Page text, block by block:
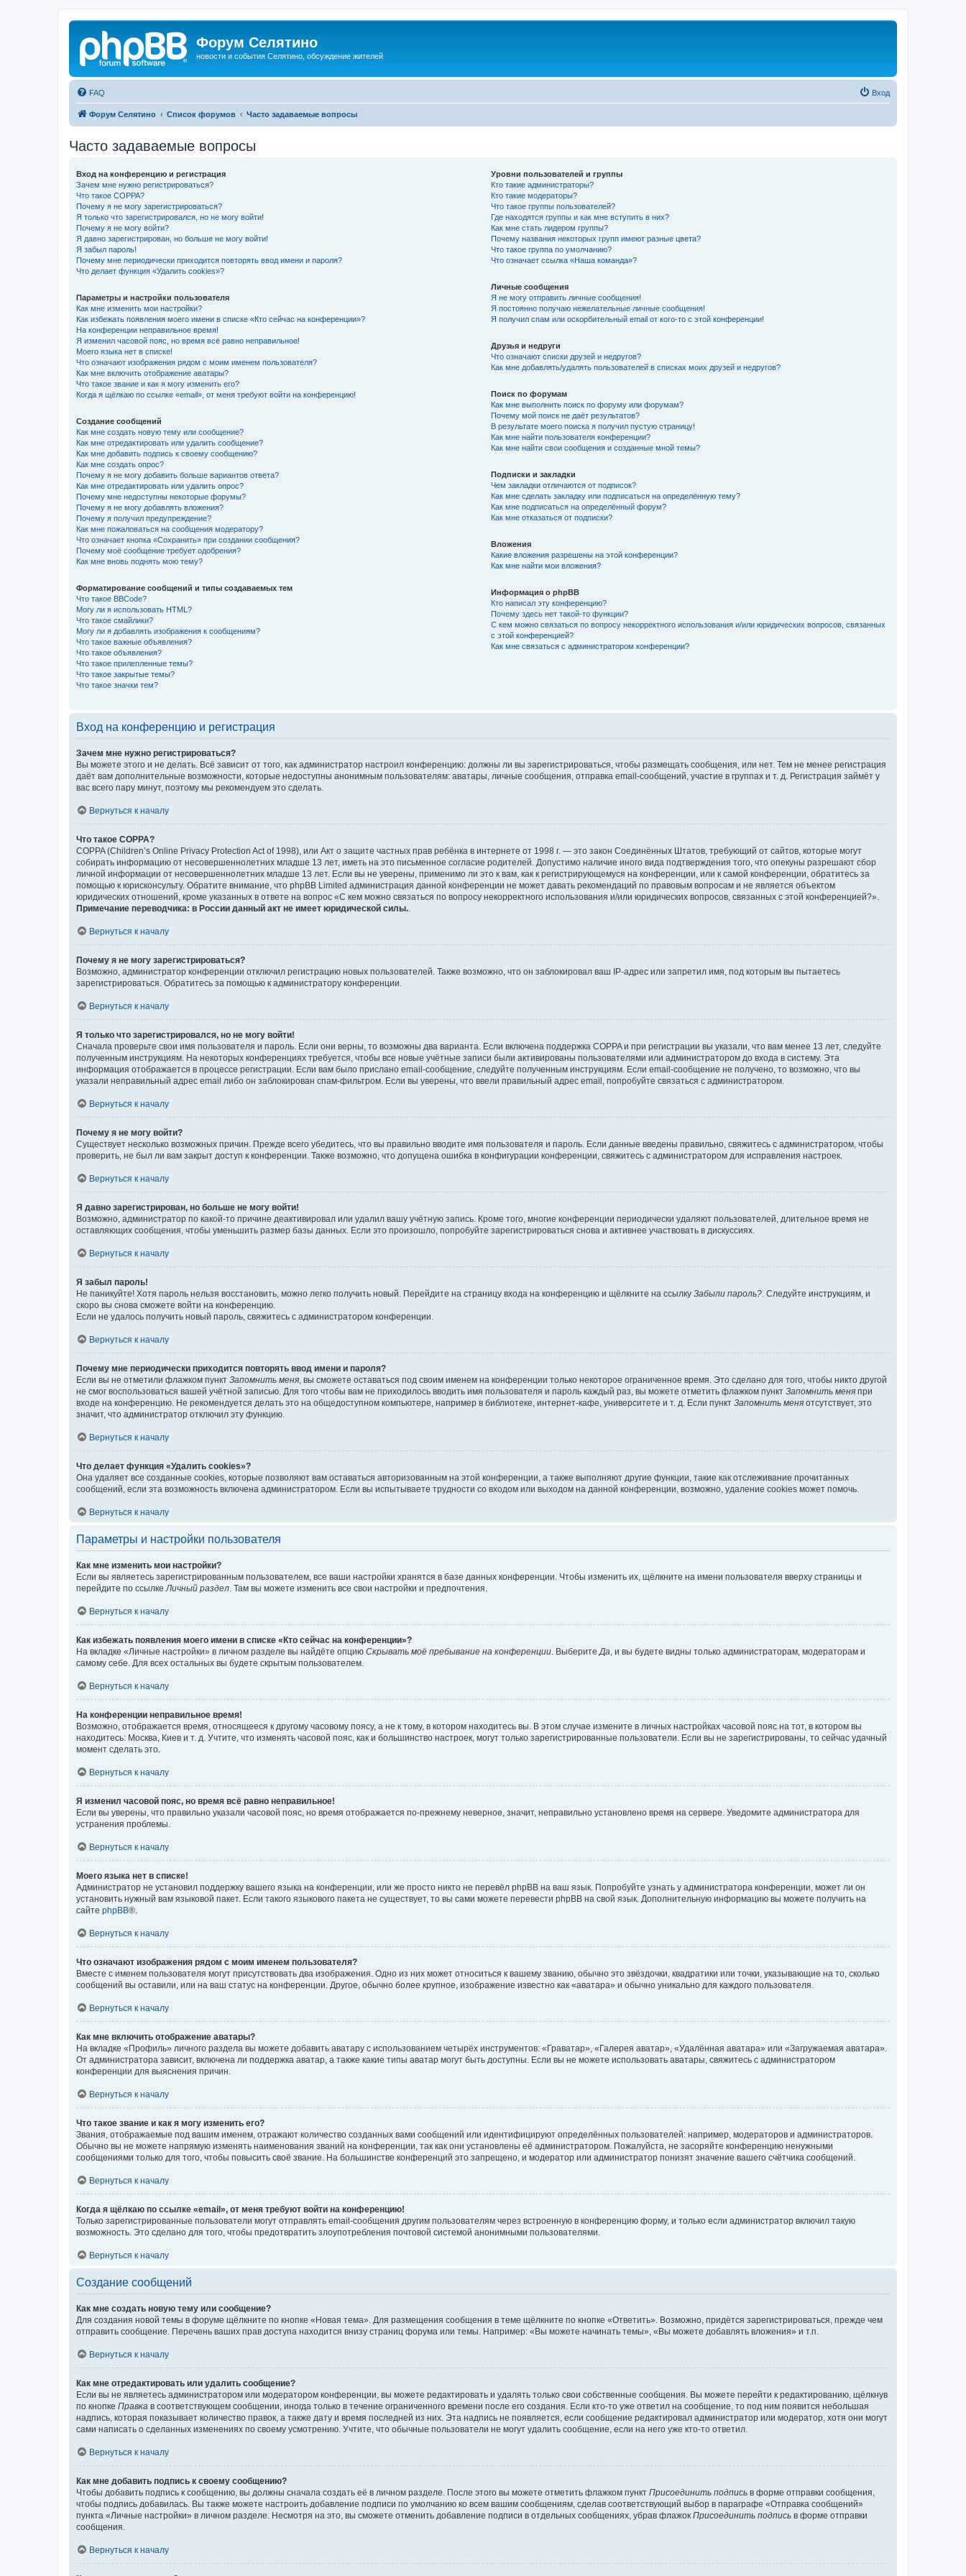
Форум Селятино
новости и события Селятино, обсуждение жителей
FAQ Вход
Форум Селятино Список форумов Часто задаваемые вопросы
Часто задаваемые вопросы
Вход на конференцию и регистрация
Зачем мне нужно регистрироваться?
Что такое COPPA?
Почему я не могу зарегистрироваться?
Я только что зарегистрировался, но не могу войти!
Почему я не могу войти?
Я давно зарегистрирован, но больше не могу войти!
Я забыл пароль!
Почему мне периодически приходится повторять ввод имени и пароля?
Что делает функция «Удалить cookies»?
Параметры и настройки пользователя
Как мне изменить мои настройки?
Как избежать появления моего имени в списке «Кто сейчас на конференции»?
На конференции неправильное время!
Я изменил часовой пояс, но время всё равно неправильное!
Моего языка нет в списке!
Что означают изображения рядом с моим именем пользователя?
Как мне включить отображение аватары?
Что такое звание и как я могу изменить его?
Когда я щёлкаю по ссылке «email», от меня требуют войти на конференцию!
Создание сообщений
Как мне создать новую тему или сообщение?
Как мне отредактировать или удалить сообщение?
Как мне добавить подпись к своему сообщению?
Как мне создать опрос?
Почему я не могу добавить больше вариантов ответа?
Как мне отредактировать или удалить опрос?
Почему мне недоступны некоторые форумы?
Почему я не могу добавлять вложения?
Почему я получил предупреждение?
Как мне пожаловаться на сообщения модератору?
Что означает кнопка «Сохранить» при создании сообщения?
Почему моё сообщение требует одобрения?
Как мне вновь поднять мою тему?
Форматирование сообщений и типы создаваемых тем
Что такое BBCode?
Могу ли я использовать HTML?
Что такое смайлики?
Могу ли я добавлять изображения к сообщениям?
Что такое важные объявления?
Что такое объявления?
Что такое прилепленные темы?
Что такое закрытые темы?
Что такое значки тем?
Уровни пользователей и группы
Кто такие администраторы?
Кто такие модераторы?
Что такое группы пользователей?
Где находятся группы и как мне вступить в них?
Как мне стать лидером группы?
Почему названия некоторых групп имеют разные цвета?
Что такое группа по умолчанию?
Что означает ссылка «Наша команда»?
Личные сообщения
Я не могу отправить личные сообщения!
Я постоянно получаю нежелательные личные сообщения!
Я получил спам или оскорбительный email от кого-то с этой конференции!
Друзья и недруги
Что означают списки друзей и недругов?
Как мне добавлять/удалять пользователей в списках моих друзей и недругов?
Поиск по форумам
Как мне выполнить поиск по форуму или форумам?
Почему мой поиск не даёт результатов?
В результате моего поиска я получил пустую страницу!
Как мне найти пользователя конференции?
Как мне найти свои сообщения и созданные мной темы?
Подписки и закладки
Чем закладки отличаются от подписок?
Как мне сделать закладку или подписаться на определённую тему?
Как мне подписаться на определённый форум?
Как мне отказаться от подписки?
Вложения
Какие вложения разрешены на этой конференции?
Как мне найти мои вложения?
Информация о phpBB
Кто написал эту конференцию?
Почему здесь нет такой-то функции?
С кем можно связаться по вопросу некорректного использования и/или юридических вопросов, связанных
с этой конференцией?
Как мне связаться с администратором конференции?
Вход на конференцию и регистрация
Зачем мне нужно регистрироваться?
Вы можете этого и не делать. Всё зависит от того, как администратор настроил конференцию: должны ли вы зарегистрироваться, чтобы размещать сообщения, или нет. Тем не менее регистрация
даёт вам дополнительные возможности, которые недоступны анонимным пользователям: аватары, личные сообщения, отправка email-сообщений, участие в группах и т. д. Регистрация займёт у
вас всего пару минут, поэтому мы рекомендуем это сделать.
Вернуться к началу
Что такое COPPA?
COPPA (Children’s Online Privacy Protection Act of 1998), или Акт о защите частных прав ребёнка в интернете от 1998 г. — это закон Соединённых Штатов, требующий от сайтов, которые могут
собирать информацию от несовершеннолетних младше 13 лет, иметь на это письменное согласие родителей. Допустимо наличие иного вида подтверждения того, что опекуны разрешают сбор
личной информации от несовершеннолетних младше 13 лет. Если вы не уверены, применимо ли это к вам, как к регистрирующемуся на конференции, или к самой конференции, обратитесь за
помощью к юрисконсульту. Обратите внимание, что phpBB Limited администрация данной конференции не может давать рекомендаций по правовым вопросам и не является объектом
юридических отношений, кроме указанных в ответе на вопрос «С кем можно связаться по вопросу некорректного использования и/или юридических вопросов, связанных с этой конференцией?».
Примечание переводчика: в России данный акт не имеет юридической силы.
Вернуться к началу
Почему я не могу зарегистрироваться?
Возможно, администратор конференции отключил регистрацию новых пользователей. Также возможно, что он заблокировал ваш IP-адрес или запретил имя, под которым вы пытаетесь
зарегистрироваться. Обратитесь за помощью к администратору конференции.
Вернуться к началу
Я только что зарегистрировался, но не могу войти!
Сначала проверьте свои имя пользователя и пароль. Если они верны, то возможны два варианта. Если включена поддержка COPPA и при регистрации вы указали, что вам менее 13 лет, следуйте
полученным инструкциям. На некоторых конференциях требуется, чтобы все новые учётные записи были активированы пользователями или администратором до входа в систему. Эта
информация отображается в процессе регистрации. Если вам было прислано email-сообщение, следуйте полученным инструкциям. Если email-сообщение не получено, то возможно, что вы
указали неправильный адрес email либо он заблокирован спам-фильтром. Если вы уверены, что ввели правильный адрес email, попробуйте связаться с администратором.
Вернуться к началу
Почему я не могу войти?
Существует несколько возможных причин. Прежде всего убедитесь, что вы правильно вводите имя пользователя и пароль. Если данные введены правильно, свяжитесь с администратором, чтобы
проверить, не был ли вам закрыт доступ к конференции. Также возможно, что допущена ошибка в конфигурации конференции, свяжитесь с администратором для исправления настроек.
Вернуться к началу
Я давно зарегистрирован, но больше не могу войти!
Возможно, администратор по какой-то причине деактивировал или удалил вашу учётную запись. Кроме того, многие конференции периодически удаляют пользователей, длительное время не
оставляющих сообщения, чтобы уменьшить размер базы данных. Если это произошло, попробуйте зарегистрироваться снова и активнее участвовать в дискуссиях.
Вернуться к началу
Я забыл пароль!
Не паникуйте! Хотя пароль нельзя восстановить, можно легко получить новый. Перейдите на страницу входа на конференцию и щёлкните на ссылку Забыли пароль? . Следуйте инструкциям, и
скоро вы снова сможете войти на конференцию.
Если не удалось получить новый пароль, свяжитесь с администратором конференции.
Вернуться к началу
Почему мне периодически приходится повторять ввод имени и пароля?
Если вы не отметили флажком пункт Запомнить меня , вы сможете оставаться под своим именем на конференции только некоторое ограниченное время. Это сделано для того, чтобы никто другой
не смог воспользоваться вашей учётной записью. Для того чтобы вам не приходилось вводить имя пользователя и пароль каждый раз, вы можете отметить флажком пункт Запомнить меня при
входе на конференцию. Не рекомендуется делать это на общедоступном компьютере, например в библиотеке, интернет-кафе, университете и т. д. Если пункт Запомнить меня отсутствует, это
значит, что администратор отключил эту функцию.
Вернуться к началу
Что делает функция «Удалить cookies»?
Она удаляет все созданные cookies, которые позволяют вам оставаться авторизованным на этой конференции, а также выполняют другие функции, такие как отслеживание прочитанных
сообщений, если эта возможность включена администратором. Если вы испытываете трудности со входом или выходом на данной конференции, возможно, удаление cookies может помочь.
Вернуться к началу
Параметры и настройки пользователя
Как мне изменить мои настройки?
Если вы являетесь зарегистрированным пользователем, все ваши настройки хранятся в базе данных конференции. Чтобы изменить их, щёлкните на имени пользователя вверху страницы и
перейдите по ссылке Личный раздел . Там вы можете изменить все свои настройки и предпочтения.
Вернуться к началу
Как избежать появления моего имени в списке «Кто сейчас на конференции»?
На вкладке «Личные настройки» в личном разделе вы найдёте опцию Скрывать моё пребывание на конференции . Выберите Да , и вы будете видны только администраторам, модераторам и
самому себе. Для всех остальных вы будете скрытым пользователем.
Вернуться к началу
На конференции неправильное время!
Возможно, отображается время, относящееся к другому часовому поясу, а не к тому, в котором находитесь вы. В этом случае измените в личных настройках часовой пояс на тот, в котором вы
находитесь: Москва, Киев и т. д. Учтите, что изменять часовой пояс, как и большинство настроек, могут только зарегистрированные пользователи. Если вы не зарегистрированы, то сейчас удачный
момент сделать это.
Вернуться к началу
Я изменил часовой пояс, но время всё равно неправильное!
Если вы уверены, что правильно указали часовой пояс, но время отображается по-прежнему неверное, значит, неправильно установлено время на сервере. Уведомите администратора для
устранения проблемы.
Вернуться к началу
Моего языка нет в списке!
Администратор не установил поддержку вашего языка на конференции, или же просто никто не перевёл phpBB на ваш язык. Попробуйте узнать у администратора конференции, может ли он
установить нужный вам языковой пакет. Если такого языкового пакета не существует, то вы сами можете перевести phpBB на свой язык. Дополнительную информацию вы можете получить на
сайте phpBB®.
Вернуться к началу
Что означают изображения рядом с моим именем пользователя?
Вместе с именем пользователя могут присутствовать два изображения. Одно из них может относиться к вашему званию, обычно это звёздочки, квадратики или точки, указывающие на то, сколько
сообщений вы оставили, или на ваш статус на конференции. Другое, обычно более крупное, изображение известно как «аватара» и обычно уникально для каждого пользователя.
Вернуться к началу
Как мне включить отображение аватары?
На вкладке «Профиль» личного раздела вы можете добавить аватару с использованием четырёх инструментов: «Граватар», «Галерея аватар», «Удалённая аватара» или «Загружаемая аватара».
От администратора зависит, включена ли поддержка аватар, а также какие типы аватар могут быть доступны. Если вы не можете использовать аватары, свяжитесь с администратором
конференции для выяснения причин.
Вернуться к началу
Что такое звание и как я могу изменить его?
Звания, отображаемые под вашим именем, отражают количество созданных вами сообщений или идентифицируют определённых пользователей: например, модераторов и администраторов.
Обычно вы не можете напрямую изменять наименования званий на конференции, так как они установлены её администратором. Пожалуйста, не засоряйте конференцию ненужными
сообщениями только для того, чтобы повысить своё звание. На большинстве конференций это запрещено, и модератор или администратор понизят значение вашего счётчика сообщений.
Вернуться к началу
Когда я щёлкаю по ссылке «email», от меня требуют войти на конференцию!
Только зарегистрированные пользователи могут отправлять email-сообщения другим пользователям через встроенную в конференцию форму, и только если администратор включил такую
возможность. Это сделано для того, чтобы предотвратить злоупотребления почтовой системой анонимными пользователями.
Вернуться к началу
Создание сообщений
Как мне создать новую тему или сообщение?
Для создания новой темы в форуме щёлкните по кнопке «Новая тема». Для размещения сообщения в теме щёлкните по кнопке «Ответить». Возможно, придётся зарегистрироваться, прежде чем
отправить сообщение. Перечень ваших прав доступа находится внизу страниц форума или темы. Например: «Вы можете начинать темы», «Вы можете добавлять вложения» и т.п.
Вернуться к началу
Как мне отредактировать или удалить сообщение?
Если вы не являетесь администратором или модератором конференции, вы можете редактировать и удалять только свои собственные сообщения. Вы можете перейти к редактированию, щёлкнув
по кнопке Правка в соответствующем сообщении, иногда только в течение ограниченного времени после его создания. Если кто-то уже ответил на сообщение, то под ним появится небольшая
надпись, которая показывает количество правок, а также дату и время последней из них. Эта надпись не появляется, если сообщение редактировал администратор или модератор, хотя они могут
сами написать о сделанных изменениях по своему усмотрению. Учтите, что обычные пользователи не могут удалить сообщение, если на него уже кто-то ответил.
Вернуться к началу
Как мне добавить подпись к своему сообщению?
Чтобы добавить подпись к сообщению, вы должны сначала создать её в личном разделе. После этого вы можете отметить флажком пункт Присоединить подпись в форме отправки сообщения,
чтобы подпись добавилась. Вы также можете настроить добавление подписи по умолчанию ко всем вашим сообщениям, сделав соответствующий выбор в параграфе «Отправка сообщений»
пункта «Личные настройки» в личном разделе. Несмотря на это, вы сможете отменить добавление подписи в отдельных сообщениях, убрав флажок Присоединить подпись в форме отправки
сообщения.
Вернуться к началу